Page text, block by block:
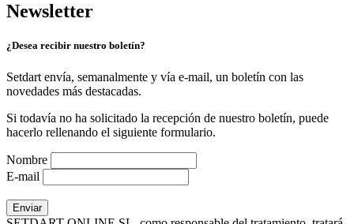
Newsletter
¿Desea recibir nuestro boletín?
Setdart envía, semanalmente y vía e-mail, un boletín con las
novedades más destacadas.
Si todavía no ha solicitado la recepción de nuestro boletín, puede
hacerlo rellenando el siguiente formulario.
Nombre
E-mail